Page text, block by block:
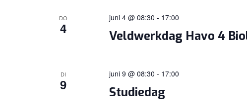
DO
4 Veldwerkdag Havo 4
juni 4 @ 08:30 - 17:00
DI
9 Studiedag
juni 9 @ 08:30 - 17:00